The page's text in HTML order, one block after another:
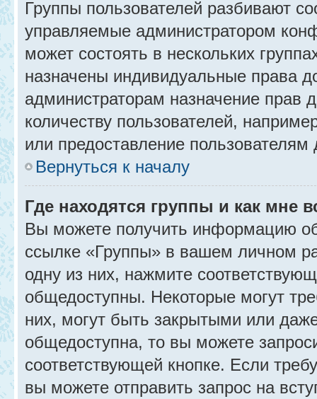
Группы пользователей разбивают
управляемые администратором
может состоять в нескольких
назначены индивидуальные права
администраторам назначение прав
количеству пользователей,
или предоставление
Вернуться к началу
Где находятся группы и как мне
Вы можете получить информацию
ссылке «Группы» в вашем личном
одну из них, нажмите
общедоступны. Некоторые могут
них, могут быть закрытыми или
общедоступна, то вы можете
соответствующей кнопке. Если
вы можете отправить запрос на